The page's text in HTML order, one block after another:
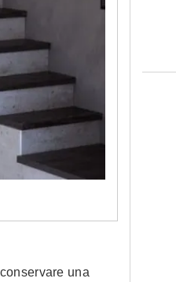
una
pensando a te!